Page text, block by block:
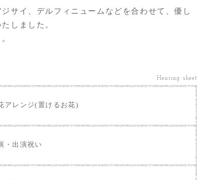
サイ、デルフィニュームなどを合わせて、優し
しました。
Hearing sheet
アレンジ(置けるお花)
・出演祝い